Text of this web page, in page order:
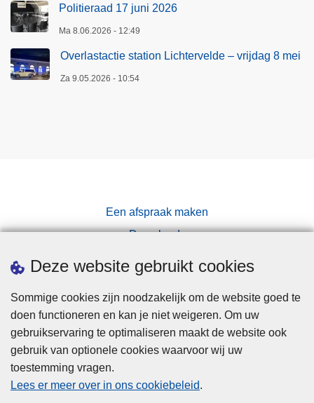
Deze website gebruikt cookies
Sommige cookies zijn noodzakelijk om de website goed te
doen functioneren en kan je niet weigeren. Om uw
gebruikservaring te optimaliseren maakt de website ook
gebruik van optionele cookies waarvoor wij uw
toestemming vragen.
Lees er meer over in ons cookiebeleid.
Politieraad 17 juni 2026
Ma 8.06.2026 - 12:49
Overlastactie station Lichtervelde – vrijdag 8 mei
Za 9.05.2026 - 10:54
Een afspraak maken
Downloads
Pers
Privacy